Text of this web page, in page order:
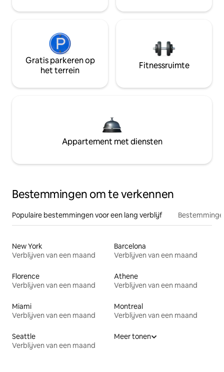
Gratis parkeren op
het terrein
Fitnessruimte
Appartement met diensten
Bestemmingen om te verkennen
Populaire bestemmingen voor een lang verblijf
New York
Verblijven van een maand
Barcelona
Verblijven van een maand
Florence
Verblijven van een maand
Athene
Verblijven van een maand
Miami
Verblijven van een maand
Montreal
Verblijven van een maand
Seattle
Verblijven van een maand
Meer tonen